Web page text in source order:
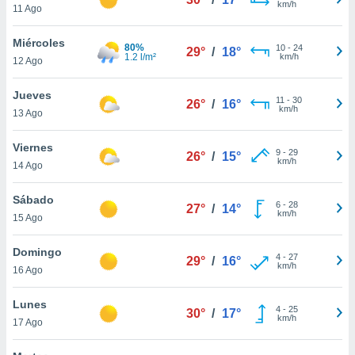
más
nuestra
y
disponible
cookies
aceptar
11 Ago
km/h
Miércoles
12 Ago
80%
1.2 l/m²
29° / 18° 10- 24
km/h
Jueves
13 Ago
26° / 16° 11 - 30
km/h
Viernes
14 Ago
26° / 15° 9- 29
km/h
Sábado
15 Ago
27° / 14° 6- 28
km/h
Domingo
16 Ago
29° / 16° 4- 27
km/h
Lunes
17 Ago
30° / 17° 4- 25
km/h